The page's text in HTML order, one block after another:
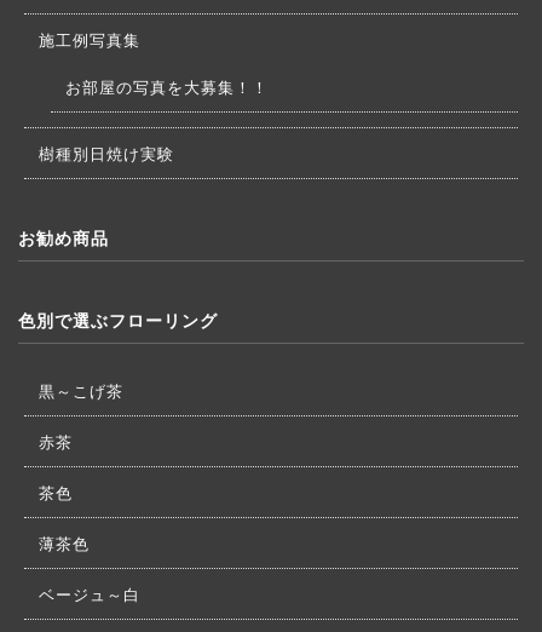
施工例写真集
お部屋の写真を大募集！！
樹種別日焼け実験
お勧め商品
色別で選ぶフローリング
黒～こげ茶
赤茶
茶色
薄茶色
ベージュ～白